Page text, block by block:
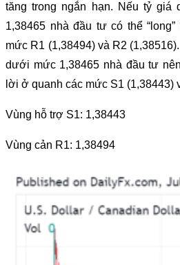
tăng trong ngắn hạn. Nếu tỷ
1,38465 nhà đầu tư có thể
mức R1 (1,38494) và R2
dưới mức 1,38465 nhà đầu tư
lời ở quanh các mức S1 (1,38443)
Vùng hỗ trợ S1: 1,38443
Vùng cản R1: 1,38494